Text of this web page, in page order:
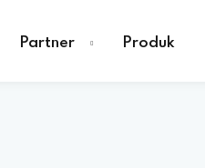
Partner Produk